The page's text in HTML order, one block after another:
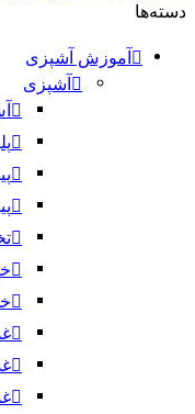
دسته‌ها
آموزش آشپزی
آشپزی